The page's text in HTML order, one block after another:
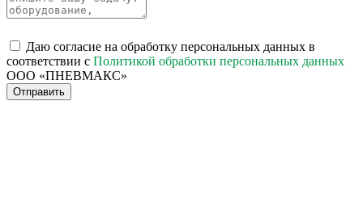
Даю согласие на обработку персональных данных в
соответствии с Политикой обработки персональных данных
ООО «ПНЕВМАКС»
Отправить